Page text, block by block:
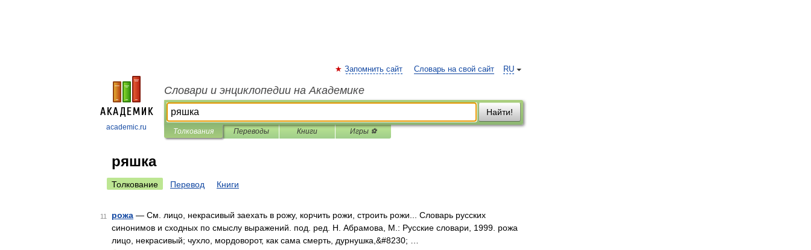
academic.ru
RU
Запомнить сайт Словарь на свой сайт
Словари и энциклопедии на Академике
Найти!
Толкования Переводы Книги Игры ⚽
ряшка
Толкование Перевод Книги
11 рожа — См. лицо, некрасивый заехать в рожу, корчить рожи, строить рожи... Словарь русских
синонимов и сходных по смыслу выражений. под. ред. Н. Абрамова, М.: Русские словари, 1999. рожа
лицо, некрасивый; чухло, мордоворот, как сама смерть, дурнушка,&#8230; …